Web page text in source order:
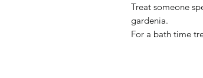
Treat someone
gardenia.
For a bath time